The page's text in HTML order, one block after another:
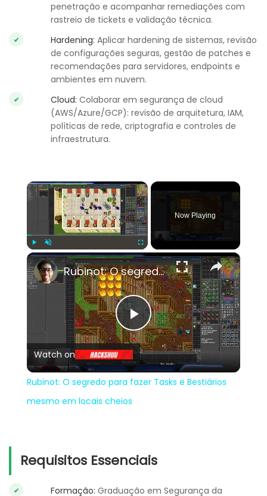
penetração e acompanhar remediações com
rastreio de tickets e validação técnica.
Hardening: Aplicar hardening de sistemas, revisão
de configurações seguras, gestão de patches e
recomendações para servidores, endpoints e
ambientes em nuvem.
Cloud: Colaborar em segurança de cloud
(AWS/Azure/GCP): revisão de arquitetura, IAM,
políticas de rede, criptografia e controles de
infraestrutura.
×
Play Unmute Fullscreen
Now Playing
×
Play
Video
Rubinot: O segredo para fazer Tasks e Bestiários mesmo em locais cheios
Watch on
Rubinot: O segredo para fazer Tasks e Bestiários
mesmo em locais cheios
Requisitos Essenciais
Formação: Graduação em Segurança da